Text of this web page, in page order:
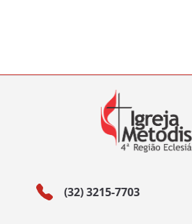
(32) 3215-7703